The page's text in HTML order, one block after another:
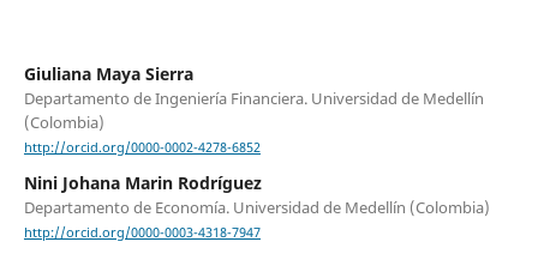
Giuliana Maya Sierra
Departamento de Ingeniería Financiera. Universidad de Medellín
(Colombia)
http://orcid.org/0000-0002-4278-6852
Nini Johana Marin Rodríguez
Departamento de Economía. Universidad de Medellín (Colombia)
http://orcid.org/0000-0003-4318-7947